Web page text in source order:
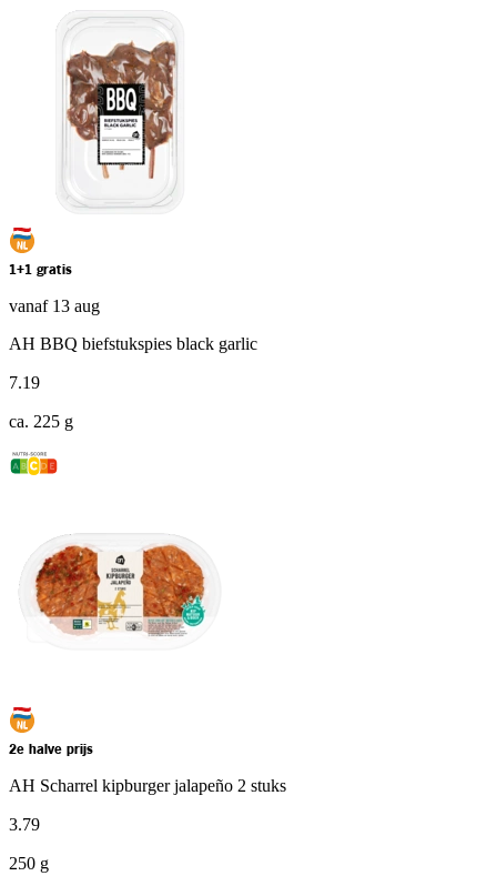
1+1 gratis
vanaf 13 aug
AH BBQ biefstukspies black garlic
7.19
ca. 225 g
2e halve prijs
AH Scharrel kipburger jalapeño 2 stuks
3.79
250 g